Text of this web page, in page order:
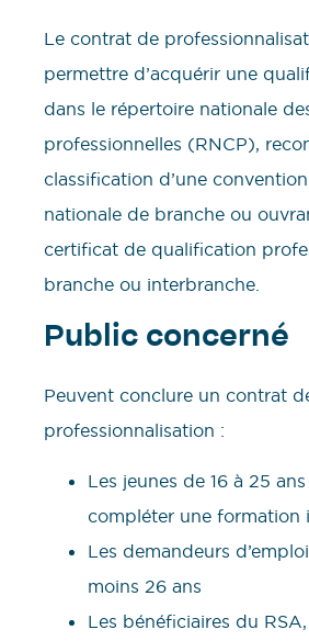
Le contrat de
permettre d’acquérir une
dans le répertoire nationale
professionnelles (RNCP),
classification d’une
nationale de branche ou
certificat de qualification
branche ou interbranche.
Public concerné
Peuvent conclure un contrat
professionnalisation :
Les jeunes de 16 à 25
compléter une formation
Les demandeurs
moins 26 ans
Les bénéficiaires du